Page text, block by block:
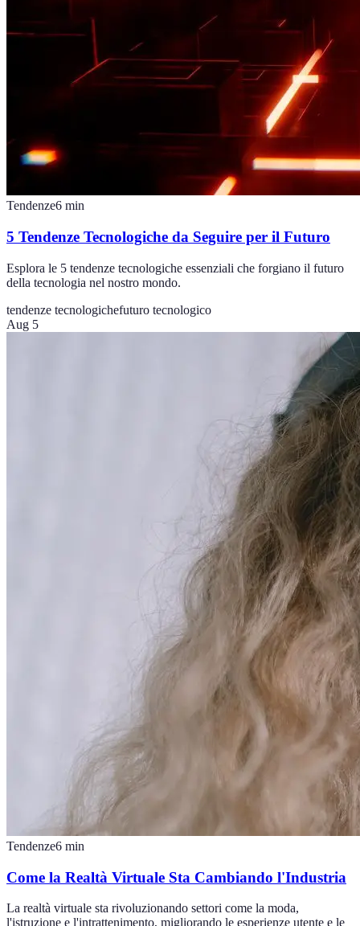
Tendenze6 min
5 Tendenze Tecnologiche da Seguire per il Futuro
Esplora le 5 tendenze tecnologiche essenziali che forgiano il futuro
della tecnologia nel nostro mondo.
tendenze tecnologichefuturo tecnologico
Aug 5
Tendenze6 min
Come la Realtà Virtuale Sta Cambiando l'Industria
La realtà virtuale sta rivoluzionando settori come la moda,
l'istruzione e l'intrattenimento, migliorando le esperienze utente e le